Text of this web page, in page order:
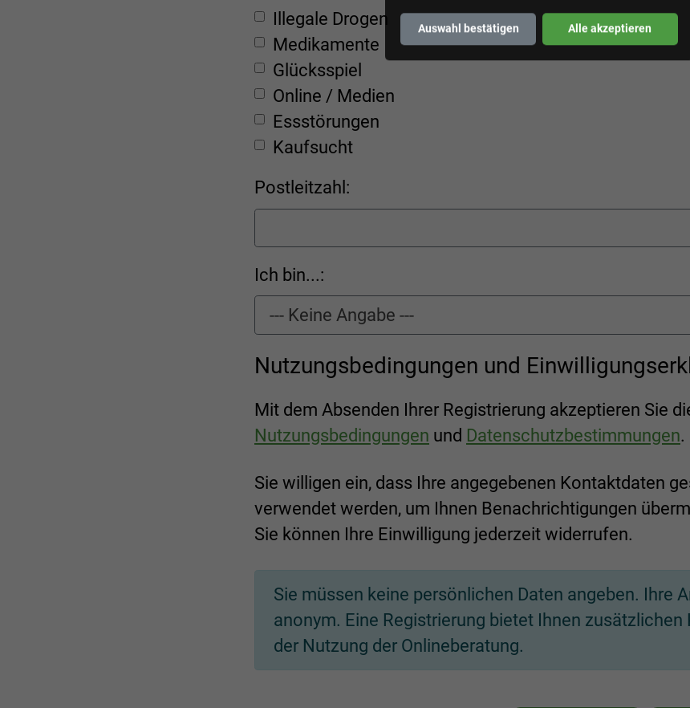
Auswahl bestätigen Alle akzeptieren
Illegale Drogen
Medikamente
Glücksspiel
Online / Medien
Essstörungen
Kaufsucht
Postleitzahl:
Ich bin...:
Nutzungsbedingungen und
Mit dem Absenden Ihrer Registrierung akzeptieren Sie
Nutzungsbedingungen und Datenschutzbestimmungen.
Sie willigen ein, dass Ihre angegebenen Kontaktdaten
verwendet werden, um Ihnen Benachrichtigungen
Sie können Ihre Einwilligung jederzeit widerrufen.
Sie müssen keine persönlichen Daten angeben. Ihre
anonym. Eine Registrierung bietet Ihnen
der Nutzung der Onlineberatung.